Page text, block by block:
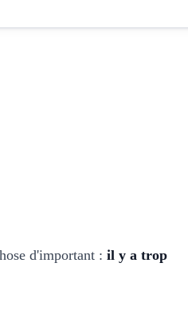
d'important : il y a trop